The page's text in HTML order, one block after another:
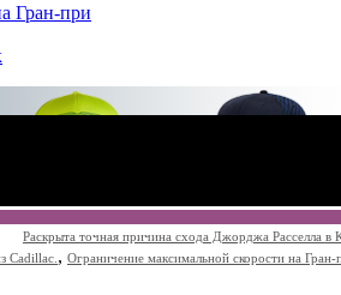
Гран-при
Раскрыта точная причина схода Джорджа Расселла в
Cadillac. , Ограничение максимальной скорости на Гран-